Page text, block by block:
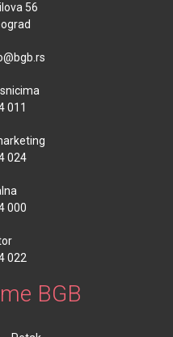
56
011
024
000
022
BGB